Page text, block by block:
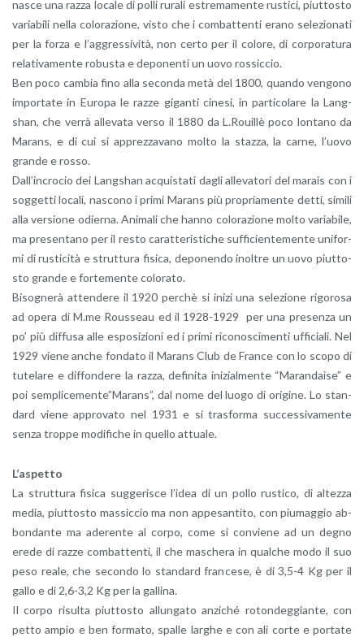
nasce una razza lo­ca­le di polli ru­ra­li estre­ma­men­te ru­sti­ci, piut­to­sto
va­ria­bi­li nella co­lo­ra­zio­ne, visto che i com­bat­ten­ti erano se­le­zio­na­ti
per la forza e l’ag­gres­si­vi­tà, non certo per il co­lo­re, di cor­po­ra­tu­ra
re­la­ti­va­men­te ro­bu­sta e de­po­nen­ti un uovo ros­sic­cio.
Ben poco cam­bia fino alla se­con­da metà del 1800, quan­do ven­go­no
im­por­ta­te in Eu­ro­pa le razze gi­gan­ti ci­ne­si, in par­ti­co­la­re la Lang­
shan, che verrà al­le­va­ta verso il 1880 da L.​Rouillè poco lon­ta­no da
Ma­rans, e di cui si ap­prez­za­va­no molto la staz­za, la carne, l’uo­vo
gran­de e rosso.
Dal­l’in­cro­cio dei Lang­shan ac­qui­sta­ti dagli al­le­va­to­ri del ma­rais con i
sog­get­ti lo­ca­li, na­sco­no i primi Ma­rans più pro­pria­men­te detti, si­mi­li
alla ver­sio­ne odier­na. Ani­ma­li che hanno co­lo­ra­zio­ne molto va­ria­bi­le,
ma pre­sen­ta­no per il resto ca­rat­te­ri­sti­che suf­fi­cien­te­men­te uni­for­
mi di ru­sti­ci­tà e strut­tu­ra fi­si­ca, de­po­nen­do inol­tre un uovo piut­to­
sto gran­de e for­te­men­te co­lo­ra­to.
Bi­so­gne­rà at­ten­de­re il 1920 per­chè si inizi una se­le­zio­ne ri­go­ro­sa
ad opera di M.​me Rous­seau ed il 1928-1929 per una pre­sen­za un
po’ più dif­fu­sa alle espo­si­zio­ni ed i primi ri­co­no­sci­men­ti uf­fi­cia­li. Nel
1929 viene anche fon­da­to il Ma­rans Club de Fran­ce con lo scopo di
tu­te­la­re e dif­fon­de­re la razza, de­fi­ni­ta ini­zial­men­te “Ma­ran­dai­se” e
poi sem­pli­ce­men­te”Ma­rans”, dal nome del luogo di ori­gi­ne. Lo stan­
dard viene ap­pro­va­to nel 1931 e si tra­sfor­ma suc­ces­si­va­men­te
senza trop­pe mo­di­fi­che in quel­lo at­tua­le.
L’a­spet­to
La strut­tu­ra fi­si­ca sug­ge­ri­sce l’i­dea di un pollo ru­sti­co, di al­tez­za
media, piut­to­sto mas­sic­cio ma non ap­pe­san­ti­to, con piu­mag­gio ab­
bon­dan­te ma ade­ren­te al corpo, come si con­vie­ne ad un degno
erede di razze com­bat­ten­ti, il che ma­sche­ra in qual­che modo il suo
peso reale, che se­con­do lo stan­dard fran­ce­se, è di 3,5-4 Kg per il
gallo e di 2,6-3,2 Kg per la gal­li­na.
Il corpo ri­sul­ta piut­to­sto al­lun­ga­to an­zi­ché ro­ton­deg­gian­te, con
petto ampio e ben for­ma­to, spal­le lar­ghe e con ali corte e por­ta­te